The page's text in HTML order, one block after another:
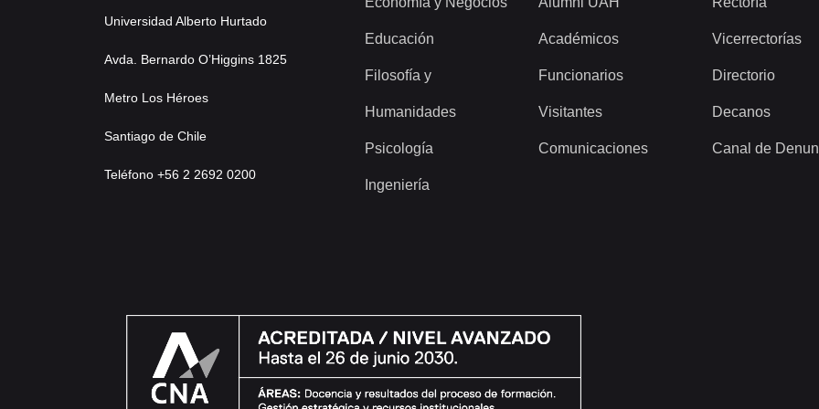
Universidad Alberto Hurtado
Avda. Bernardo O’Higgins 1825
Metro Los Héroes
Santiago de Chile
Teléfono +56 2 2692 0200
Educación
Filosofía y
Humanidades
Psicología
Ingeniería
Académicos
Funcionarios
Visitantes
Comunicaciones
Vicerrectorías
Directorio
Decanos
Canal de